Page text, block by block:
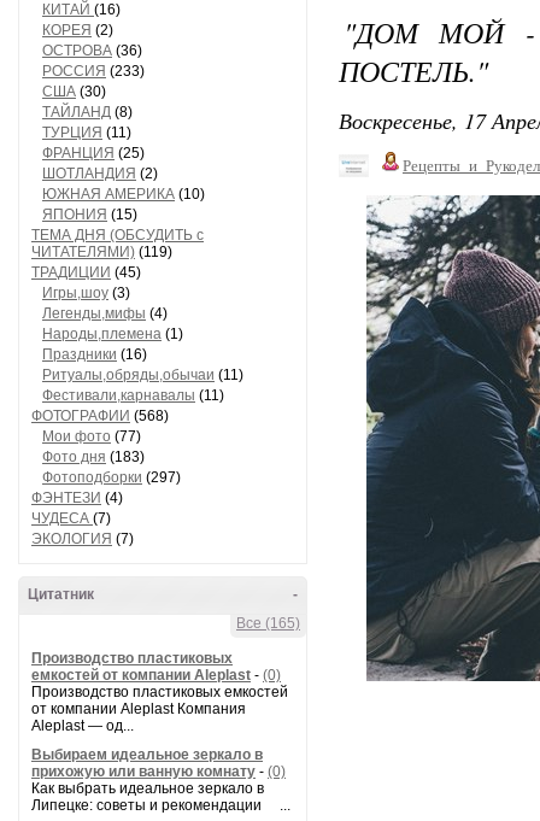
КИТАЙ (16)
КОРЕЯ (2)
ОСТРОВА (36)
РОССИЯ (233)
США (30)
ТАЙЛАНД (8)
ТУРЦИЯ (11)
ФРАНЦИЯ (25)
ШОТЛАНДИЯ (2)
ЮЖНАЯ АМЕРИКА (10)
ЯПОНИЯ (15)
ТЕМА ДНЯ (ОБСУДИТЬ с
ЧИТАТЕЛЯМИ) (119)
ТРАДИЦИИ (45)
Игры,шоу (3)
Легенды,мифы (4)
Народы,племена (1)
Праздники (16)
Ритуалы,обряды,обычаи (11)
Фестивали,карнавалы (11)
ФОТОГРАФИИ (568)
Мои фото (77)
Фото дня (183)
Фотоподборки (297)
ФЭНТЕЗИ (4)
ЧУДЕСА (7)
ЭКОЛОГИЯ (7)
-
Цитатник
Все (165)
Производство пластиковых
емкостей от компании Aleplast - (0)
Производство пластиковых емкостей
от компании Aleplast Компания
Aleplast — од...
Выбираем идеальное зеркало в
прихожую или ванную комнату - (0)
Как выбрать идеальное зеркало в
Липецке: советы и рекомендации ...
"ДОМ МОЙ -
ПОСТЕЛЬ."
Воскресенье, 17